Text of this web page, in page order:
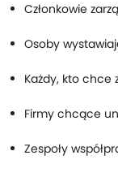
Członkowie
Osoby
Każdy, kto chce
Firmy chcące
Zespoły